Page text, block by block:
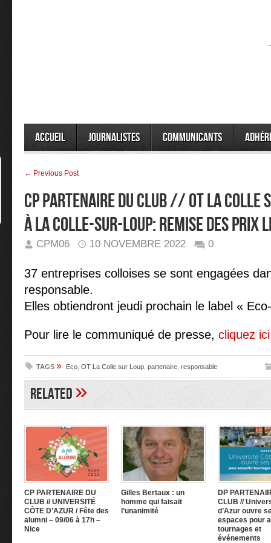
Accueil Journalistes Communicants
← Previous Post
CP Partenaire du club // OT La Colle
à La Colle-sur-Loup: remise des prix
CPM06 10 NOVEMBRE 2022 0
37 entreprises colloises se sont engagées
responsable.
Elles obtiendront jeudi prochain le label «
Pour lire le communiqué de presse, cliquez
TAGS » Eco OT La Colle sur Loup partenaire responsable
Related»
CP PARTENAIRE DU
CLUB // UNIVERSITÉ
CÔTE D’AZUR / Fête des
alumni – 09/06 à 17h –
Nice
Gilles Bertaux : un
homme qui faisait
l’unanimité
DP
CLUB //
d’Azur ouvre
espaces pour
tournages et
événements